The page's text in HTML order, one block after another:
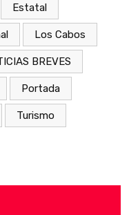
Estatal
Los Cabos
BREVES
Portada
Turismo